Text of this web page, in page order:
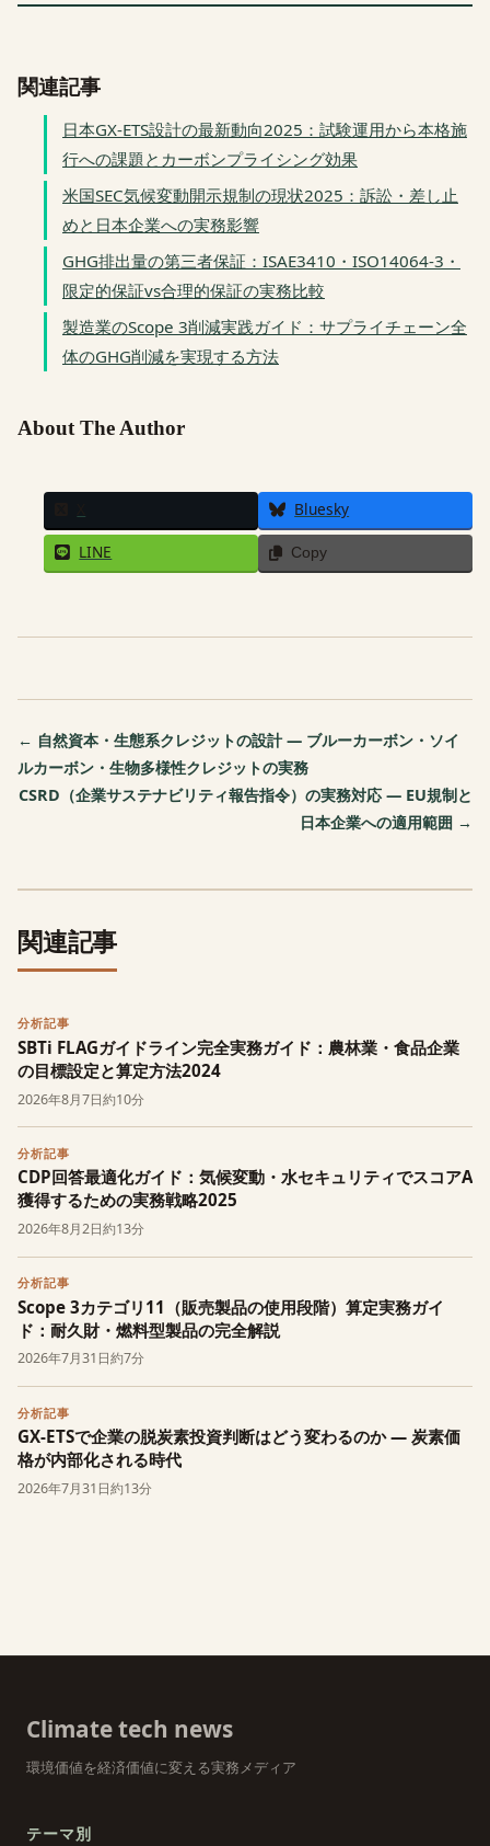
関連記事
日本GX-ETS設計の最新動向2025：試験運用から本格施
行への課題とカーボンプライシング効果
米国SEC気候変動開示規制の現状2025：訴訟・差し止
めと日本企業への実務影響
GHG排出量の第三者保証：ISAE3410・ISO14064-3・
限定的保証vs合理的保証の実務比較
製造業のScope 3削減実践ガイド：サプライチェーン全
体のGHG削減を実現する方法
About The Author
Bluesky
LINE Copy
← 自然資本・生態系クレジットの設計 — ブルーカーボン・ソイ
ルカーボン・生物多様性クレジットの実務
CSRD（企業サステナビリティ報告指令）の実務対応 — EU規制と
日本企業への適用範囲 →
関連記事
分析記事
SBTi FLAGガイドライン完全実務ガイド：農林業・食品企業
の目標設定と算定方法2024
2026年8月7日約10分
分析記事
CDP回答最適化ガイド：気候変動・水セキュリティでスコアA
獲得するための実務戦略2025
2026年8月2日約13分
分析記事
Scope 3カテゴリ11（販売製品の使用段階）算定実務ガイ
ド：耐久財・燃料型製品の完全解説
2026年7月31日約7分
分析記事
GX-ETSで企業の脱炭素投資判断はどう変わるのか — 炭素価
格が内部化される時代
2026年7月31日約13分
Climate tech news
環境価値を経済価値に変える実務メディア
テーマ別